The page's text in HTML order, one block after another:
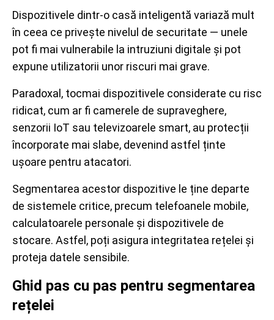
Dispozitivele dintr-o casă inteligentă variază mult
în ceea ce privește nivelul de securitate — unele
pot fi mai vulnerabile la intruziuni digitale și pot
expune utilizatorii unor riscuri mai grave.
Paradoxal, tocmai dispozitivele considerate cu risc
ridicat, cum ar fi camerele de supraveghere,
senzorii IoT sau televizoarele smart, au protecții
încorporate mai slabe, devenind astfel ținte
ușoare pentru atacatori.
Segmentarea acestor dispozitive le ține departe
de sistemele critice, precum telefoanele mobile,
calculatoarele personale și dispozitivele de
stocare. Astfel, poți asigura integritatea rețelei și
proteja datele sensibile.
Ghid pas cu pas pentru segmentarea
rețelei